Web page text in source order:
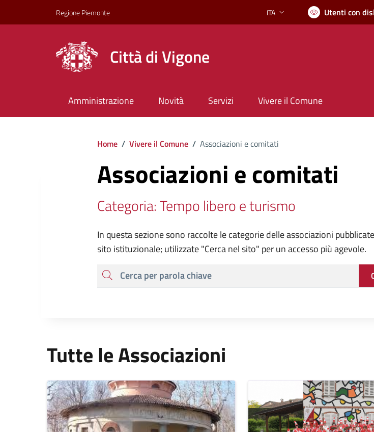
Regione Piemonte Lingua attiva:
ITA Utenti con
Città di Vigone
Amministrazione Novità Servizi Vivere il Comune
Home / Vivere il Comune / Associazioni e comitati
Associazioni e comitati
Categoria: Tempo libero e turismo
In questa sezione sono raccolte le categorie delle associazioni
sito istituzionale; utilizzate "Cerca nel sito" per un accesso più agevole.
cerca
Tutte le Associazioni